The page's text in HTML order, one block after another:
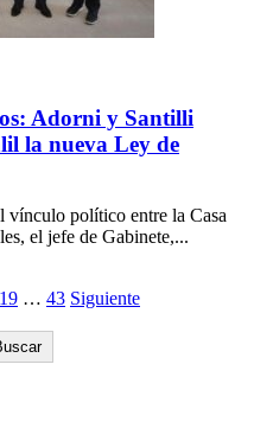
Adorni y Santilli
la nueva Ley de
vínculo político entre la Casa
el jefe de Gabinete,...
19 … 43 Siguiente